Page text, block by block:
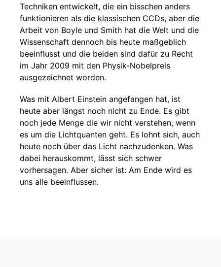
Techniken entwickelt, die ein bisschen anders
funktionieren als die klassischen CCDs, aber die
Arbeit von Boyle und Smith hat die Welt und die
Wissenschaft dennoch bis heute maßgeblich
beeinflusst und die beiden sind dafür zu Recht
im Jahr 2009 mit den Physik-Nobelpreis
ausgezeichnet worden.
Was mit Albert Einstein angefangen hat, ist
heute aber längst noch nicht zu Ende. Es gibt
noch jede Menge die wir nicht verstehen, wenn
es um die Lichtquanten geht. Es lohnt sich, auch
heute noch über das Licht nachzudenken. Was
dabei herauskommt, lässt sich schwer
vorhersagen. Aber sicher ist: Am Ende wird es
uns alle beeinflussen.